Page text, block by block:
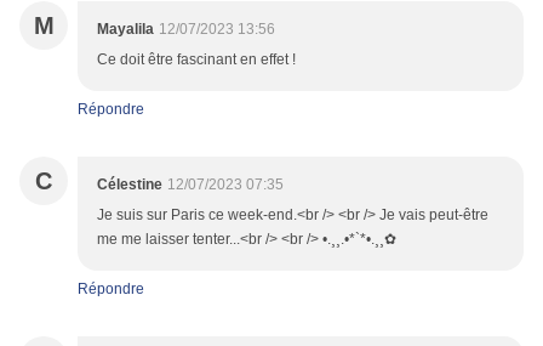
M Mayalila 12/07/2023 13:56
Ce doit être fascinant en effet !
Répondre
C Célestine 12/07/2023 07:35
Je suis sur Paris ce week-end.<br /> <br /> Je vais peut-être
me me laisser tenter...<br /> <br /> •.¸¸.•*`*•.¸¸✿
Répondre